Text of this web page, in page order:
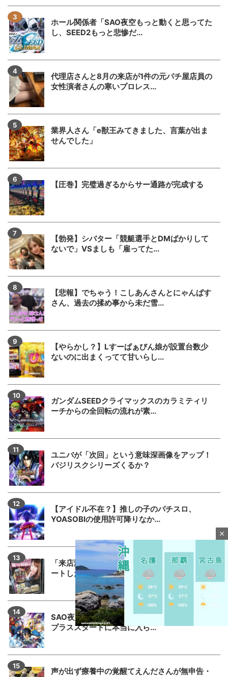
ホール関係者「SAO夜空もっと動くと思ってた
し、SEED2もっと悲惨だ...
代理店さんと8月の来店が1件の元パチ屋店員の
女性演者さんの寒いプロレス...
業界人さん「e獣王みてきました、言葉が出ま
せんでした」
【圧巻】完璧過ぎるからサー通路が完成する
【勃発】シバター「競艇選手とDMばかりして
ないで」VSましも「雇ってた...
【悲報】でちゃう！こしあんさんとにゃんぱす
さん、過去の揉め事から未だ雪...
【やらかし？】Lすーぱぁびん娘が設置台数少
ないのに出まくってて甘いらし...
ガンダムSEEDクライマックスのカラミティリ
ーチからの全回転の流れが素...
ユニバが「次回」という意味深画像をアップ！
バジリスクシリーズくるか？
【アイドル不在？】推しの子のパチスロ、
YOASOBIの使用許可降りなか...
「来店演者に無視されたから帰ります」とツイ
ートしたら本人降臨でリプバト...
SAO夜空の回転体狙い打ち攻略法は出来るの？
プラススタートに本当に入ら...
声が出ず療養中の覚醒てえんださんが無申告・
close
M
t